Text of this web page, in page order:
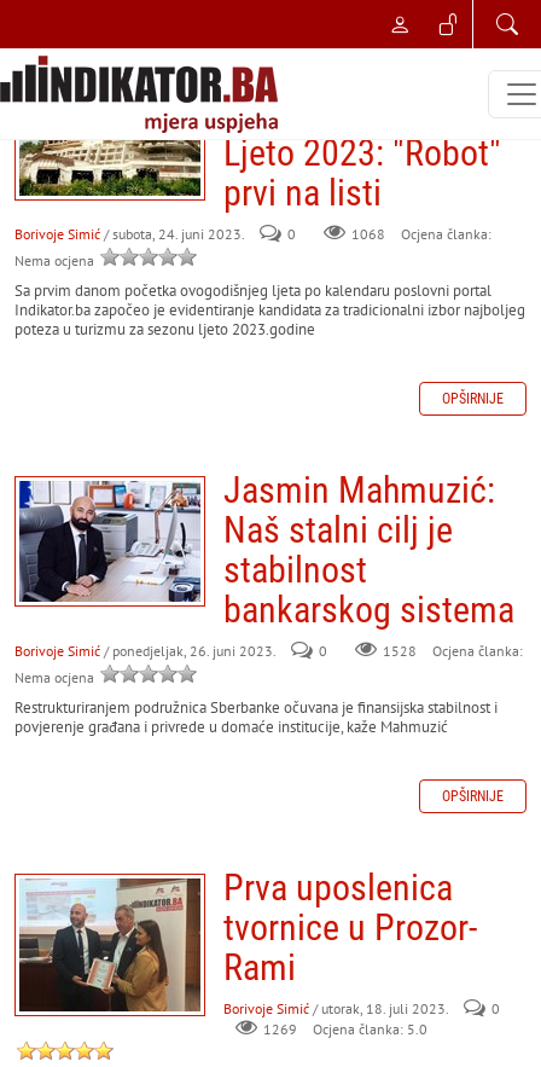
NAJBOLJI POSLOVNI POTEZ
Najbolji potez u
turizmu za sezonu
Ljeto 2023: "Robot"
prvi na listi
Borivoje Simić / subota, 24. juni 2023. 0 1068
Ocjena članka:
Nema ocjena
Sa prvim danom početka ovogodišnjeg ljeta po kalendaru poslovni portal
Indikator.ba započeo je evidentiranje kandidata za tradicionalni izbor najboljeg
poteza u turizmu za sezonu ljeto 2023.godine
OPŠIRNIJE
Jasmin Mahmuzić:
Naš stalni cilj je
stabilnost
bankarskog sistema
Borivoje Simić / ponedjeljak, 26. juni 2023. 0 1528
Ocjena članka:
Nema ocjena
Restrukturiranjem podružnica Sberbanke očuvana je finansijska stabilnost i
povjerenje građana i privrede u domaće institucije, kaže Mahmuzić
OPŠIRNIJE
Prva uposlenica
tvornice u Prozor-
Rami
Borivoje Simić / utorak, 18. juli 2023.
0
1269
Ocjena članka: 5.0